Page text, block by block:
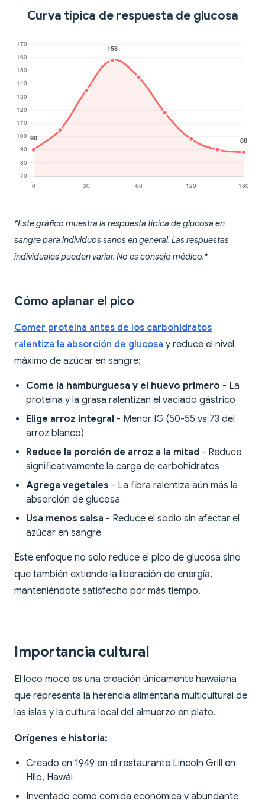
Curva típica de respuesta de glucosa
*Este gráfico muestra la respuesta típica de glucosa en
sangre para individuos sanos en general. Las respuestas
individuales pueden variar. No es consejo médico.*
Cómo aplanar el pico
Comer proteína antes de los carbohidratos
ralentiza la absorción de glucosa y reduce el nivel
máximo de azúcar en sangre:
Come la hamburguesa y el huevo primero - La
proteína y la grasa ralentizan el vaciado gástrico
Elige arroz integral - Menor IG (50-55 vs 73 del
arroz blanco)
Reduce la porción de arroz a la mitad - Reduce
significativamente la carga de carbohidratos
Agrega vegetales - La fibra ralentiza aún más la
absorción de glucosa
Usa menos salsa - Reduce el sodio sin afectar el
azúcar en sangre
Este enfoque no solo reduce el pico de glucosa sino
que también extiende la liberación de energía,
manteniéndote satisfecho por más tiempo.
Importancia cultural
El loco moco es una creación únicamente hawaiana
que representa la herencia alimentaria multicultural de
las islas y la cultura local del almuerzo en plato.
Orígenes e historia:
Creado en 1949 en el restaurante Lincoln Grill en
Hilo, Hawái
Inventado como comida económica y abundante